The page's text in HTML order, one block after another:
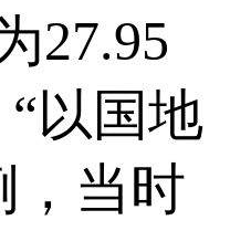
27.95
国地
，当时